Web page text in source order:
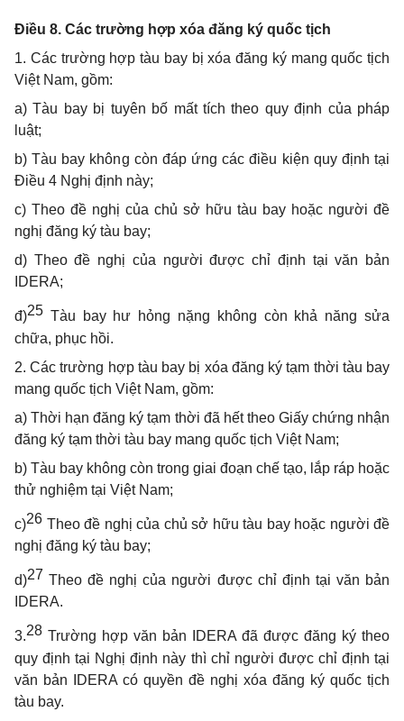
Điều 8. Các trường hợp xóa đăng ký quốc tịch
1. Các trường hợp tàu bay bị xóa đăng ký mang quốc tịch
Việt Nam, gồm:
a) Tàu bay bị tuyên bố mất tích theo quy định của pháp
luật;
b) Tàu bay không còn đáp ứng các điều kiện quy định tại
Điều 4 Nghị định này;
c) Theo đề nghị của chủ sở hữu tàu bay hoặc người đề
nghị đăng ký tàu bay;
d) Theo đề nghị của người được chỉ định tại văn bản
IDERA;
đ)25 Tàu bay hư hỏng nặng không còn khả năng sửa
chữa, phục hồi.
2. Các trường hợp tàu bay bị xóa đăng ký tạm thời tàu bay
mang quốc tịch Việt Nam, gồm:
a) Thời hạn đăng ký tạm thời đã hết theo Giấy chứng nhận
đăng ký tạm thời tàu bay mang quốc tịch Việt Nam;
b) Tàu bay không còn trong giai đoạn chế tạo, lắp ráp hoặc
thử nghiệm tại Việt Nam;
c)26 Theo đề nghị của chủ sở hữu tàu bay hoặc người đề
nghị đăng ký tàu bay;
d)27 Theo đề nghị của người được chỉ định tại văn bản
IDERA.
3.28 Trường hợp văn bản IDERA đã được đăng ký theo
quy định tại Nghị định này thì chỉ người được chỉ định tại
văn bản IDERA có quyền đề nghị xóa đăng ký quốc tịch
tàu bay.